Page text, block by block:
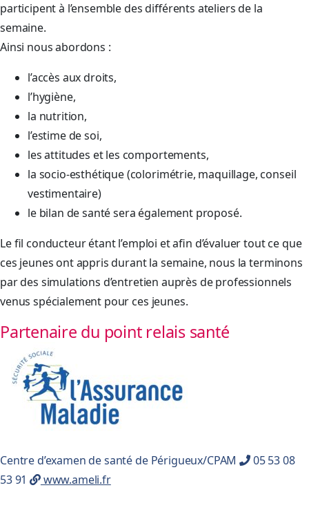
participent à l’ensemble des différents ateliers de la
semaine.
Ainsi nous abordons :
l’accès aux droits,
l’hygiène,
la nutrition,
l’estime de soi,
les attitudes et les comportements,
la socio-esthétique (colorimétrie, maquillage, conseil
vestimentaire)
le bilan de santé sera également proposé.
Le fil conducteur étant l’emploi et afin d’évaluer tout ce que
ces jeunes ont appris durant la semaine, nous la terminons
par des simulations d’entretien auprès de professionnels
venus spécialement pour ces jeunes.
Partenaire du point relais santé
Centre d’examen de santé de Périgueux/CPAM
05 53 08
53 91
www.ameli.fr